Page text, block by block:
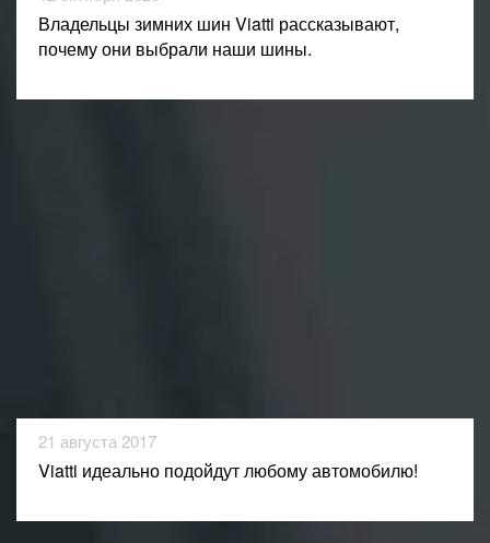
Владельцы зимних шин Viatti рассказывают,
почему они выбрали наши шины.
21 августа 2017
Viatti идеально подойдут любому автомобилю!